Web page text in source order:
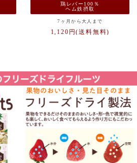
鶏レバー100％
ヘム鉄摂取
7ヶ月から大人まで
1,120円(送料無料)